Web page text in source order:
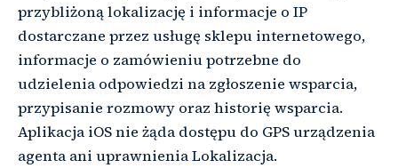
przybliżoną lokalizację i informacje o IP
dostarczane przez usługę sklepu internetowego,
informacje o zamówieniu potrzebne do
udzielenia odpowiedzi na zgłoszenie wsparcia,
przypisanie rozmowy oraz historię wsparcia.
Aplikacja iOS nie żąda dostępu do GPS urządzenia
agenta ani uprawnienia Lokalizacja.